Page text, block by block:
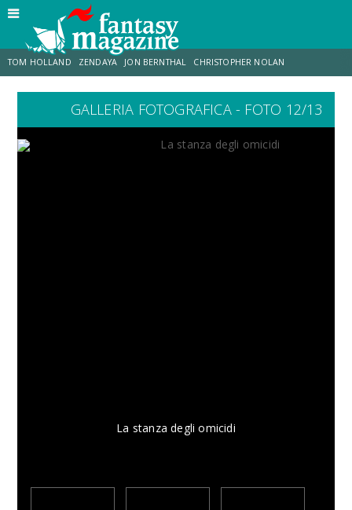
TOM HOLLAND ZENDAYA JON BERNTHAL CHRISTOPHER NOLAN
LUCCA COMICS & GAMES ODISSEA CHRIS MCKENNA
GALLERIA FOTOGRAFICA - FOTO 12/13
La stanza degli omicidi